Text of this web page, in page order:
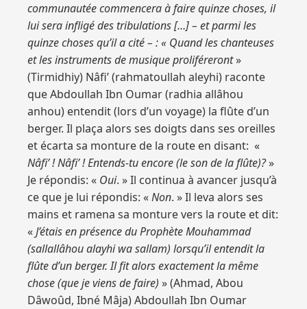
communautée commencera à faire quinze choses, il
lui sera infligé des tribulations […] – et parmi les
quinze choses qu’il a cité – : « Quand les chanteuses
et les instruments de musique proliféreront»
(Tirmidhiy) Nâfi’ (rahmatoullah aleyhi) raconte
que Abdoullah Ibn Oumar (radhia allâhou
anhou) entendit (lors d’un voyage) la flûte d’un
berger. Il plaça alors ses doigts dans ses oreilles
et écarta sa monture de la route en disant: «
Nâfi’ ! Nâfi’ ! Entends-tu encore (le son de la flûte)?»
Je répondis: « Oui. » Il continua à avancer jusqu’à
ce que je lui répondis: «Non. » Il leva alors ses
mains et ramena sa monture vers la route et dit:
«J’étais en présence du Prophète Mouhammad
(sallallâhou alayhi wa sallam) lorsqu’il entendit la
flûte d’un berger. Il fit alors exactement la même
chose (que je viens de faire) » (Ahmad, Abou
Dâwoûd, Ibné Mâja) Abdoullah Ibn Oumar